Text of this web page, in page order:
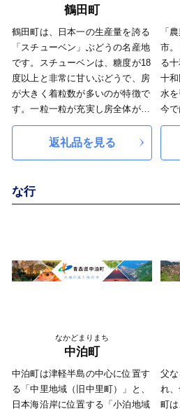
全
鶴田町
鶴田町は、日本一の生産量を誇る
「スチューベン」ぶどうの名産地
です。スチューベンは、糖度が18
度以上と非常に甘いぶどうで、房
が大きく着粒数が多いのが特徴で
す。一粒一粒が充実し房全体が良
く締まっていることから貯蔵性が
高く、収穫した10月から翌年の2
じ」や「つがる」などのりんごも
多く生産しており、恵まれた自然
返礼品を見る
「
市
る
十
水
今
地
く
か
を
な行
なかどまりまち
中泊町
中泊町は津軽半島の中心に位置す
る「中里地域（旧中里町）」と、
日本海沿岸に位置する「小泊地域
父
れ
町